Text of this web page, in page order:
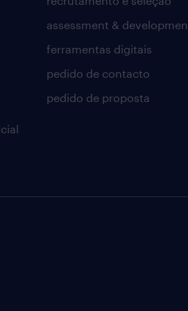
assessment &
ferramentas digitais
pedido de contacto
pedido de proposta